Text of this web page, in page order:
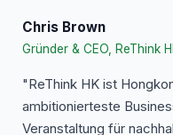
Chris Brown
Gründer & CEO, ReThink
"ReThink HK ist
ambitionierteste
Veranstaltung für